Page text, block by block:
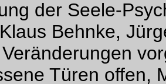
der Seele-
Behnke,
Türen offen,